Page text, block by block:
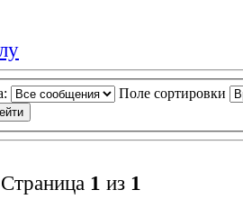
Поле сортировки
1 из 1